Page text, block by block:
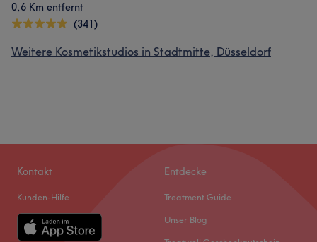
0,6 Km entfernt
(341)
Weitere Kosmetikstudios in Stadtmitte, Düsseldorf
Kontakt
Kunden-Hilfe
Entdecke
Treatment Guide
Unser Blog